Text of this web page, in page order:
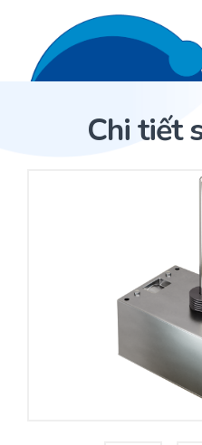
Trang Chủ
Nhà phân phối cảm biến
Nhà sản xuất thiết bị
Cung cấp giải pháp
Chi tiết
Sản